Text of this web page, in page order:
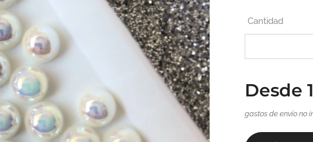
Cantidad
Desde
gastos de envío no